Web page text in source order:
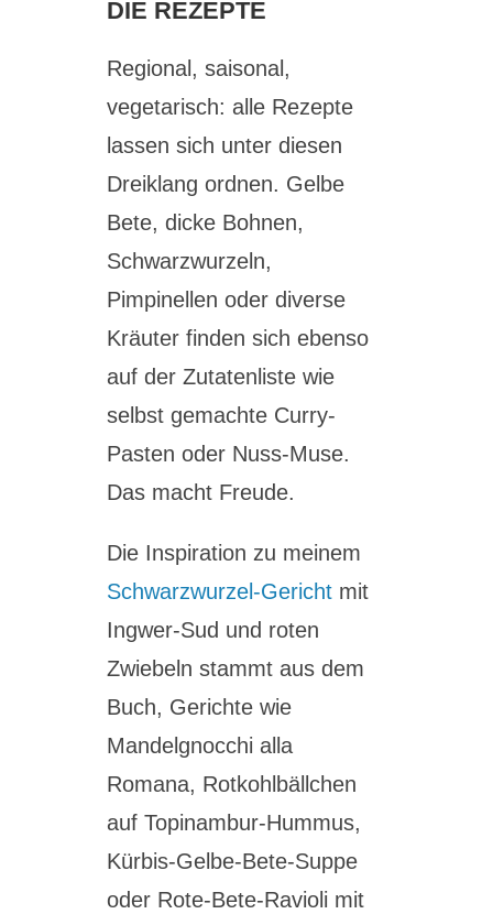
DIE REZEPTE
Regional, saisonal,
vegetarisch: alle Rezepte
lassen sich unter diesen
Dreiklang ordnen. Gelbe
Bete, dicke Bohnen,
Schwarzwurzeln,
Pimpinellen oder diverse
Kräuter finden sich ebenso
auf der Zutatenliste wie
selbst gemachte Curry-
Pasten oder Nuss-Muse.
Das macht Freude.
Die Inspiration zu meinem
Schwarzwurzel-Gericht mit
Ingwer-Sud und roten
Zwiebeln stammt aus dem
Buch, Gerichte wie
Mandelgnocchi alla
Romana, Rotkohlbällchen
auf Topinambur-Hummus,
Kürbis-Gelbe-Bete-Suppe
oder Rote-Bete-Ravioli mit